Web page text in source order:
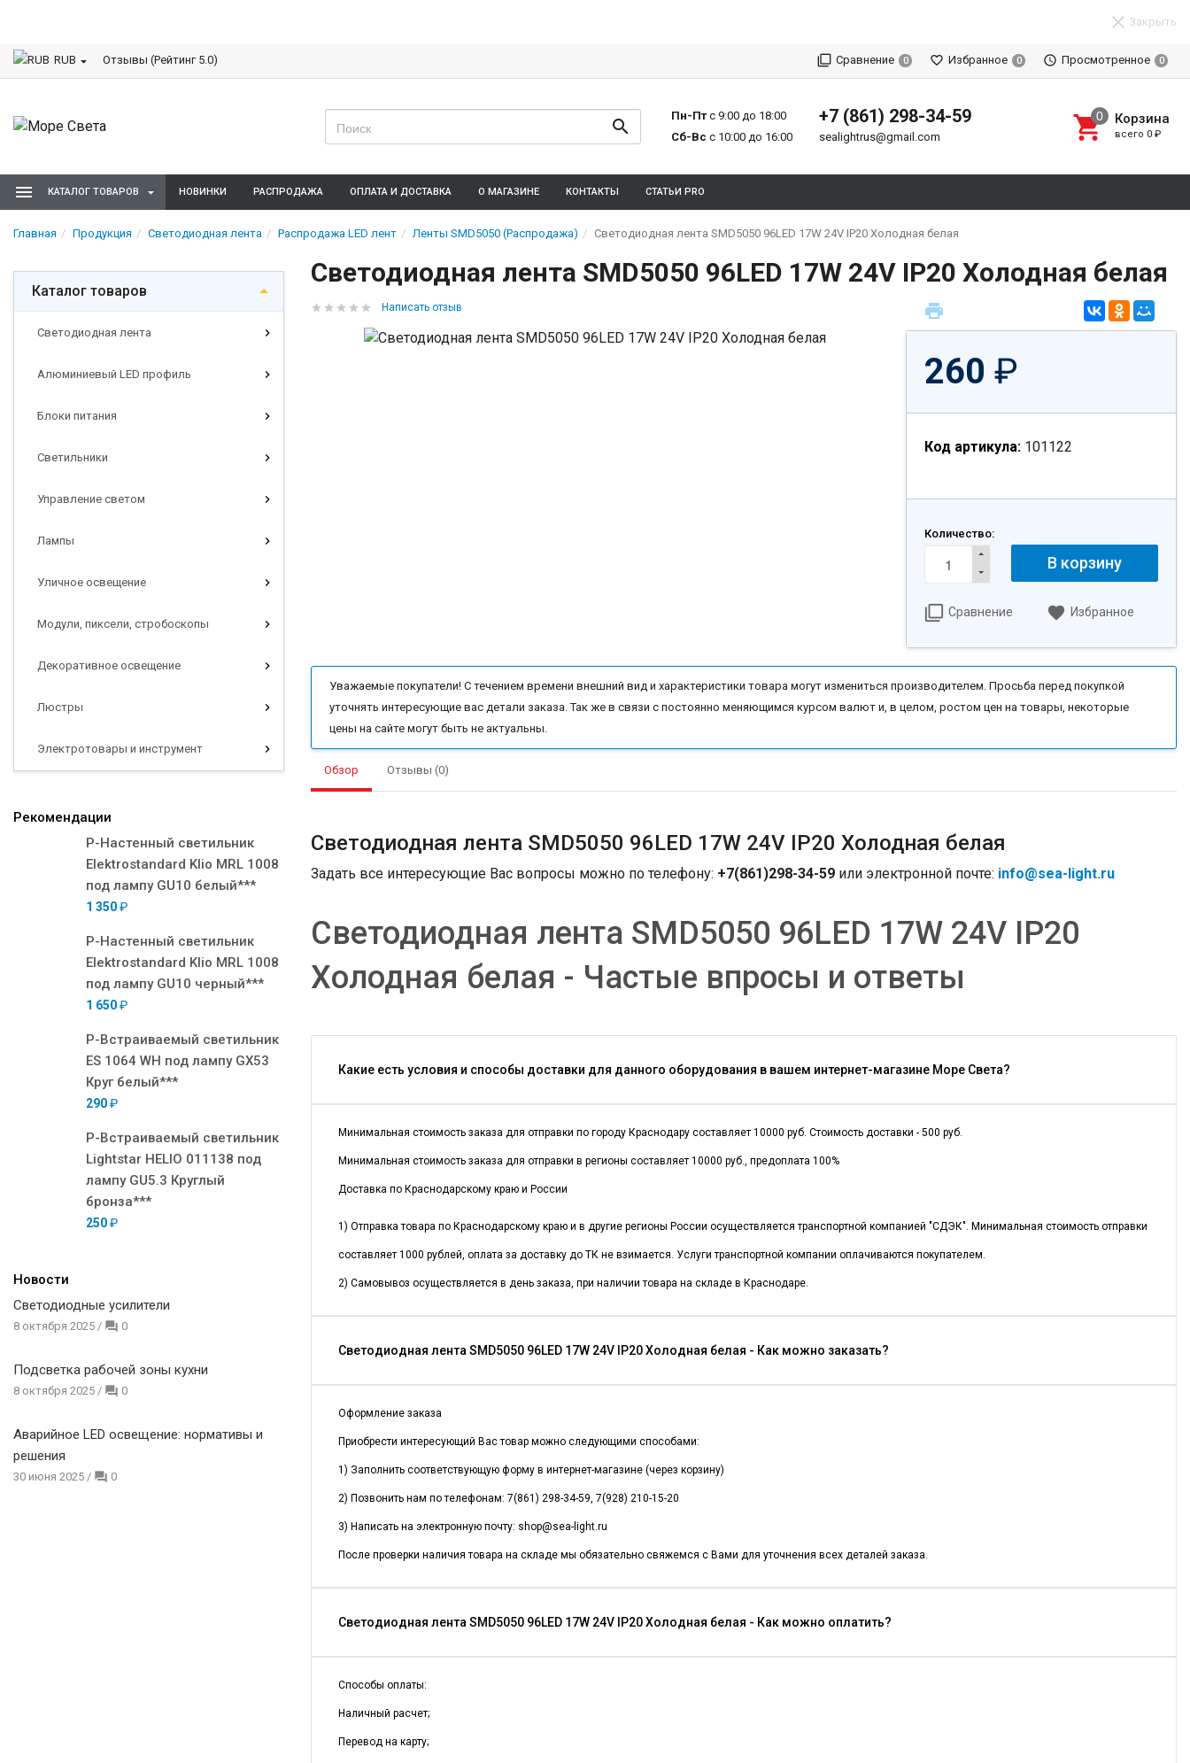
Закрыть
RUB Отзывы (Рейтинг 5.0) Сравнение 0 Избранное 0 Просмотренное 0
Пн-Птс 9:00 до 18:00
Сб-Вс с 10:00 до 16:00
+7 (861) 298-34-59
sealightrus@gmail.com
Корзина
всего 0 ₽
КАТАЛОГ ТОВАРОВ НОВИНКИ РАСПРОДАЖА ОПЛАТА И ДОСТАВКА О МАГАЗИНЕ КОНТАКТЫ СТАТЬИ PRO
Главная Продукция Светодиодная лента Распродажа LED лент Ленты SMD5050 (Распродажа) Светодиодная лента SMD5050 96LED 17W 24V IP20 Холодная белая
Каталог товаров
Светодиодная лента
Алюминиевый LED профиль
Блоки питания
Светильники
Управление светом
Лампы
Уличное освещение
Модули, пиксели, стробоскопы
Декоративное освещение
Люстры
Электротовары и инструмент
Рекомендации
Р-Настенный светильник
Elektrostandard Klio MRL 1008
под лампу GU10 белый***
1 350₽
Р-Настенный светильник
Elektrostandard Klio MRL 1008
под лампу GU10 черный***
1 650₽
Р-Встраиваемый светильник
ES 1064 WH под лампу GX53
Круг белый***
290₽
Р-Встраиваемый светильник
Lightstar HELIO 011138 под
лампу GU5.3 Круглый
бронза***
250₽
Новости
Светодиодные усилители
8 октября 2025 / 0
Подсветка рабочей зоны кухни
8 октября 2025 / 0
Аварийное LED освещение: нормативы и
решения
30 июня 2025 / 0
Светодиодная лента SMD5050 96LED 17W 24V IP20 Холодная белая
Написать отзыв
260 ₽
Код артикула: 101122
Количество:
В корзину
Сравнение Избранное
Уважаемые покупатели! С течением времени внешний вид и характеристики товара могут измениться производителем. Просьба перед покупкой
уточнять интересующие вас детали заказа. Так же в связи с постоянно меняющимся курсом валют и, в целом, ростом цен на товары, некоторые
цены на сайте могут быть не актуальны.
Обзор Отзывы (0)
Светодиодная лента SMD5050 96LED 17W 24V IP20 Холодная белая
Задать все интересующие Вас вопросы можно по телефону: +7(861)298-34-59 или электронной почте: info@sea-light.ru
Светодиодная лента SMD5050 96LED 17W 24V IP20
Холодная белая - Частые впросы и ответы
Какие есть условия и способы доставки для данного оборудования в вашем интернет-магазине Море Света?
Минимальная стоимость заказа для отправки по городу Краснодару составляет 10000 руб. Стоимость доставки - 500 руб.
Минимальная стоимость заказа для отправки в регионы составляет 10000 руб., предоплата 100%
Доставка по Краснодарскому краю и России
1) Отправка товара по Краснодарскому краю и в другие регионы России осуществляется транспортной компанией "СДЭК". Минимальная стоимость отправки
составляет 1000 рублей, оплата за доставку до ТК не взимается. Услуги транспортной компании оплачиваются покупателем.
2) Самовывоз осуществляется в день заказа, при наличии товара на складе в Краснодаре.
Светодиодная лента SMD5050 96LED 17W 24V IP20 Холодная белая - Как можно заказать?
Оформление заказа
Приобрести интересующий Вас товар можно следующими способами:
1) Заполнить соответствующую форму в интернет-магазине (через корзину)
2) Позвонить нам по телефонам: 7(861) 298-34-59, 7(928) 210-15-20
3) Написать на электронную почту: shop@sea-light.ru
После проверки наличия товара на складе мы обязательно свяжемся с Вами для уточнения всех деталей заказа.
Светодиодная лента SMD5050 96LED 17W 24V IP20 Холодная белая - Как можно оплатить?
Способы оплаты:
Наличный расчет;
Перевод на карту;